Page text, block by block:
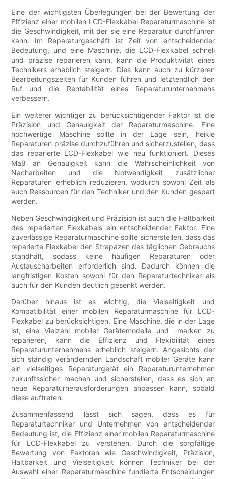
Eine der wichtigsten Überlegungen bei der Bewertung der
Effizienz einer mobilen LCD-Flexkabel-Reparaturmaschine ist
die Geschwindigkeit, mit der sie eine Reparatur durchführen
kann. Im Reparaturgeschäft ist Zeit von entscheidender
Bedeutung, und eine Maschine, die LCD-Flexkabel schnell
und präzise reparieren kann, kann die Produktivität eines
Technikers erheblich steigern. Dies kann auch zu kürzeren
Bearbeitungszeiten für Kunden führen und letztendlich den
Ruf und die Rentabilität eines Reparaturunternehmens
verbessern.
Ein weiterer wichtiger zu berücksichtigender Faktor ist die
Präzision und Genauigkeit der Reparaturmaschine. Eine
hochwertige Maschine sollte in der Lage sein, heikle
Reparaturen präzise durchzuführen und sicherzustellen, dass
das reparierte LCD-Flexkabel wie neu funktioniert. Dieses
Maß an Genauigkeit kann die Wahrscheinlichkeit von
Nacharbeiten und die Notwendigkeit zusätzlicher
Reparaturen erheblich reduzieren, wodurch sowohl Zeit als
auch Ressourcen für den Techniker und den Kunden gespart
werden.
Neben Geschwindigkeit und Präzision ist auch die Haltbarkeit
des reparierten Flexkabels ein entscheidender Faktor. Eine
zuverlässige Reparaturmaschine sollte sicherstellen, dass das
reparierte Flexkabel den Strapazen des täglichen Gebrauchs
standhält, sodass keine häufigen Reparaturen oder
Austauscharbeiten erforderlich sind. Dadurch können die
langfristigen Kosten sowohl für den Reparaturtechniker als
auch für den Kunden deutlich gesenkt werden.
Darüber hinaus ist es wichtig, die Vielseitigkeit und
Kompatibilität einer mobilen Reparaturmaschine für LCD-
Flexkabel zu berücksichtigen. Eine Maschine, die in der Lage
ist, eine Vielzahl mobiler Gerätemodelle und -marken zu
reparieren, kann die Effizienz und Flexibilität eines
Reparaturunternehmens erheblich steigern. Angesichts der
sich ständig verändernden Landschaft mobiler Geräte kann
ein vielseitiges Reparaturgerät ein Reparaturunternehmen
zukunftssicher machen und sicherstellen, dass es sich an
neue Reparaturherausforderungen anpassen kann, sobald
diese auftreten.
Zusammenfassend lässt sich sagen, dass es für
Reparaturtechniker und Unternehmen von entscheidender
Bedeutung ist, die Effizienz einer mobilen Reparaturmaschine
für LCD-Flexkabel zu verstehen. Durch die sorgfältige
Bewertung von Faktoren wie Geschwindigkeit, Präzision,
Haltbarkeit und Vielseitigkeit können Techniker bei der
Auswahl einer Reparaturmaschine fundierte Entscheidungen